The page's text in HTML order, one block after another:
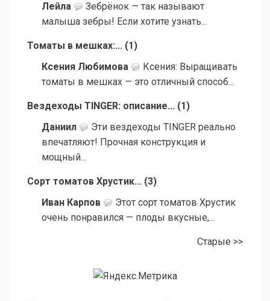
Лейла
Зебрёнок — так называют
малыша зебры! Если хотите узнать...
Томаты в мешках:... (1 )
Ксения Любимова
Ксения: Выращивать
томаты в мешках — это отличный способ...
Вездеходы TINGER: описание... (1 )
Даниил
Эти вездеходы TINGER реально
впечатляют! Прочная конструкция и
мощный...
Сорт томатов Хрустик... (3)
Иван Карпов
Этот сорт томатов Хрустик
очень понравился — плоды вкусные,...
Старые >>